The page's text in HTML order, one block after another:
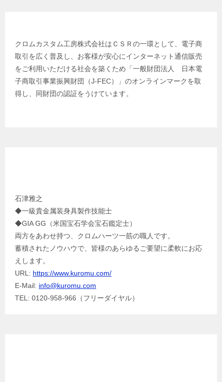
クロムカスタム工房株式会社はＣＳＲの一環として、電子商
取引を広く普及し、お客様が安心にインターネット通信販売
をご利用いただける社会を築くため「一般財団法人 日本電
子商取引事業振興財団（J-FEC）」のオンラインマークを取
得し、同財団の認証をうけています。
石津雅之
◆一級貴金属装身具製作技能士
◆GIA GG（米国宝石学会宝石鑑定士）
両方をあわせ持つ、クロムハーツ一筋の職人です。
蓄積されたノウハウで、皆様のあらゆるご要望に柔軟にお応
えします。
URL: https://www.kuromu.com/
E-Mail: info@kuromu.com
TEL: 0120-958-966（フリーダイヤル）